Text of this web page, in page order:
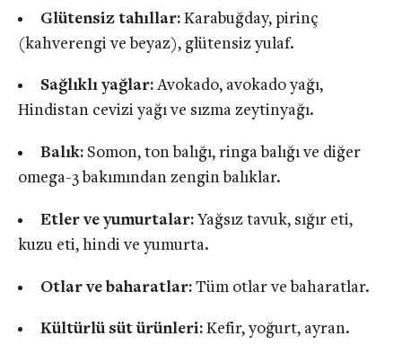
Glütensiz tahıllar:Karabuğday, pirinç
(kahverengi ve beyaz), glütensiz yulaf.
Sağlıklı yağlar:Avokado, avokado yağı,
Hindistan cevizi yağı ve sızma zeytinyağı.
Balık:Somon, ton balığı, ringa balığı ve diğer
omega-3 bakımından zengin balıklar.
Etler ve yumurtalar:Yağsız tavuk, sığır eti,
kuzu eti, hindi ve yumurta.
Otlar ve baharatlar:Tüm otlar ve baharatlar.
Kültürlü süt ürünleri:Kefir, yoğurt, ayran.